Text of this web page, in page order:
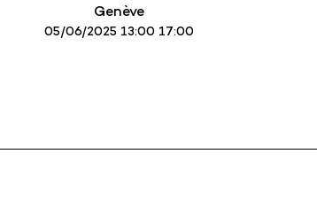
Genève
05/06/2025 13:00 17:00